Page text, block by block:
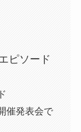
ピソード
催発表会で